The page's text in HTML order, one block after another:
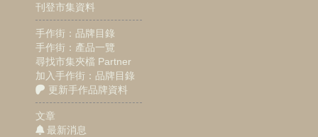
刊登市集資料
手作街：品牌目錄
手作街：產品一覽
尋找市集夾檔 Partner
加入手作街：品牌目錄
更新手作品牌資料
文章
最新消息